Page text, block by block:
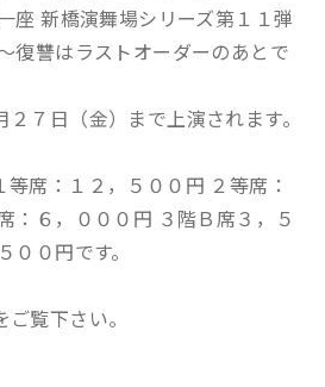
座 新橋演舞場シリーズ第１１弾
復讐はラストオーダーのあとで
７日（金）まで上演されます。
席：１２，５００円 ２等席：
：６，０００円 ３階Ｂ席３，５
００円です。
ご覧下さい。